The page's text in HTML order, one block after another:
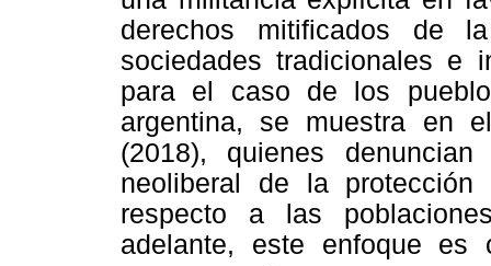
derechos mitificados de
sociedades tradicionales e
para el caso de los
argentina, se muestra en
(2018), quienes
neoliberal de la
respecto a las
adelante, este enfoque es